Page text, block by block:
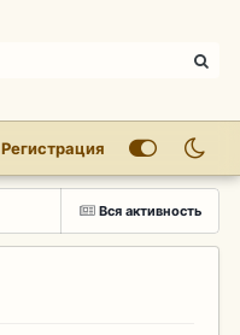
Регистрация
Вся активность